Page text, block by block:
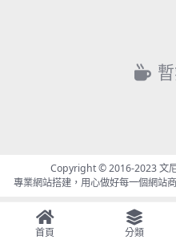
Copyright © 2016-2023文
專業網站搭建，用心做好每一個網站
首頁 分類